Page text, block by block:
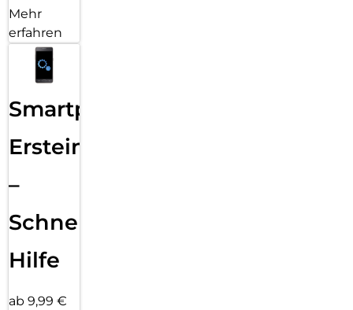
Mehr
erfahren
Smartphone
Ersteinrichtung
–
Schnelle
Hilfe
ab 9,99 €